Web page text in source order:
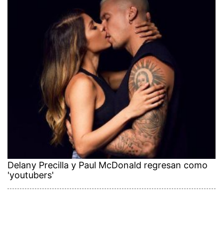
Delany Precilla y Paul McDonald regresan como
'youtubers'